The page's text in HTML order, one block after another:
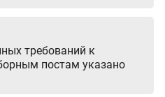
требований к
постам указано